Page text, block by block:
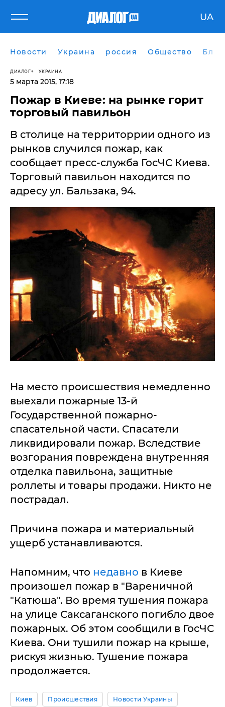
UA
Новости Украина россия Общество
ДИАЛОГ УКРАИНА
5 марта 2015, 17:18
Пожар в Киеве: на рынке горит
торговый павильон
В столице на территоррии одного из
рынков случился пожар, как
сообщает пресс-служба ГосЧС Киева.
Торговый павильон находится по
адресу ул. Бальзака, 94.
На место происшествия немедленно
выехали пожарные 13-й
Государственной пожарно-
спасательной части. Спасатели
ликвидировали пожар. Вследствие
возгорания повреждена внутренняя
отделка павильона, защитные
роллеты и товары продажи. Никто не
пострадал.
Причина пожара и материальный
ущерб устанавливаются.
Напомним, что недавно в Киеве
произошел пожар в "Вареничной
"Катюша". Во время тушения пожара
на улице Саксаганского погибло двое
пожарных. Об этом сообщили в ГосЧС
Киева. Они тушили пожар на крыше,
рискуя жизнью. Тушение пожара
продолжается.
Киев Происшествия Новости Украины